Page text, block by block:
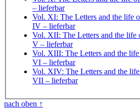
– lieferbar
Vol. XI: The Letters and the life
IV – lieferbar
Vol. XII: The Letters and the life
V – lieferbar
Vol. XIII: The Letters and the
VI – lieferbar
Vol. XIV: The Letters and the
VII – lieferbar
nach oben ↑